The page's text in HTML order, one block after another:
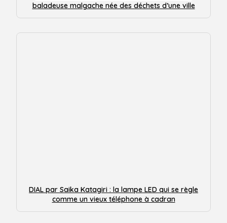
baladeuse malgache née des déchets d’une ville
DIAL par Saika Katagiri : la lampe LED qui se règle
comme un vieux téléphone à cadran